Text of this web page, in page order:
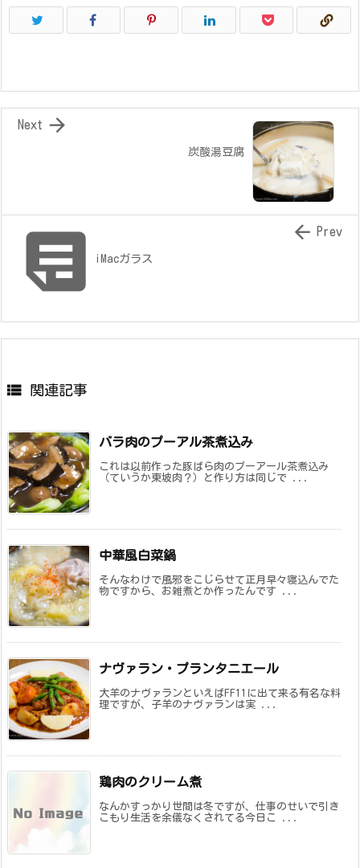
炭酸湯豆腐

Next
 iMacガラス
 Prev
 関連記事
バラ肉のプーアル茶煮込み
これは以前作った豚ばら肉のプーアール茶煮込み
（ていうか東坡肉？）と作り方は同じで ...
中華風白菜鍋
そんなわけで風邪をこじらせて正月早々寝込んでた
物ですから、お雑煮とか作ったんです ...
ナヴァラン・プランタニエール
大羊のナヴァランといえばFF11に出て来る有名な料
理ですが、子羊のナヴァランは実 ...
鶏肉のクリーム煮
なんかすっかり世間は冬ですが、仕事のせいで引き
こもり生活を余儀なくされてる今日こ ...